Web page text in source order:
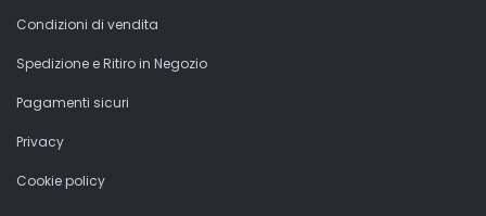
Condizioni di vendita
Spedizione e Ritiro in Negozio
Pagamenti sicuri
Privacy
Cookie policy